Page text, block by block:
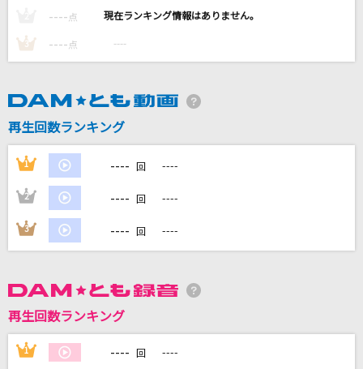
ウォルピスカーター
槇原敬之(Makihara)
LOSER
米津玄師
花占い
Vaundy
Kanaria
紫陽花
須賀亮雄
---- 点 ----
3 ---- 点 ----
再生回数ランキング
1 ---- 回 ----
2 ---- 回 ----
3 ---- 回 ----
再生回数ランキング
1 ---- 回 ----